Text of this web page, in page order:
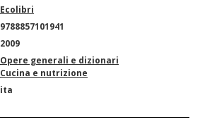
Ecolibri
9788857101941
2009
Opere generali e dizionari
Cucina e nutrizione
ita